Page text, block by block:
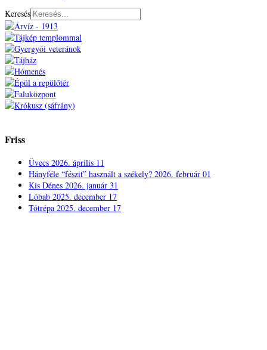
Keresés
Friss
Üvecs 2026. április 11
Hányféle “fészit” használt a székely? 2026. február 01
Kis Dénes 2026. január 31
Lóbab 2025. december 17
Tótrépa 2025. december 17